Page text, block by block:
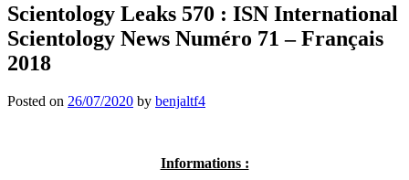
Scientology Leaks 570 : ISN International
Scientology News Numéro 71 – Français
2018
Posted on 26/07/2020 by benjaltf4
Informations :